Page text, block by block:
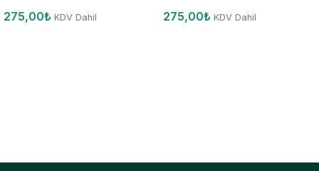
275,00₺ KDV Dahil 275,00₺ KDV Dahil